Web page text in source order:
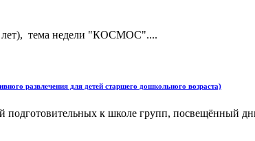
лет), тема недели "КОСМОС"....
развлечения для детей старшего дошкольного возраста)
подготовительных к школе групп, посвещённый